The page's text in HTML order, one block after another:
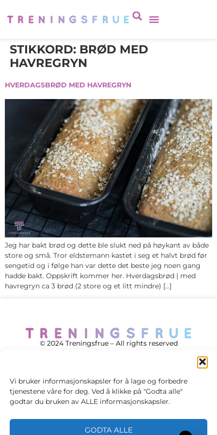
Vi bruker informasjonskapsler for å lage og forbedre
tjenestene våre for deg. Ved å klikke på "Godta alle"
godtar du bruken av ALLE informasjonskapsler.
GODTA ALLE
STIKKORD: BRØD MED
HAVREGRYN
HVERDAGSBRØD MED HAVREGRYN
Jeg har bakt brød og dette ble slukt ned på høykant av både
store og små. Tror eldstemann kastet i seg et halvt brød før
sengetid og i følge han var dette det beste jeg noen gang
hadde bakt. Oppskrift kommer her. Hverdagsbrød | med
havregryn ca 3 brød (2 store og et litt mindre) […]
© 2024 Treningsfrue – All rights reserved
Cookie policy